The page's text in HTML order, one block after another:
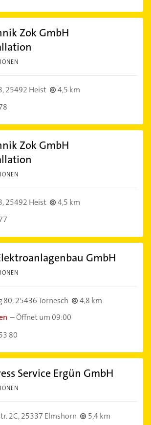
Zok GmbH
25492 Heist
4,5 km
Zok GmbH
25492 Heist
4,5 km
GmbH
80,25436 Tornesch
4,8 km
–Öffnet um 09:00
80
Service Ergün GmbH
2C,25337 Elmshorn
5,4 km